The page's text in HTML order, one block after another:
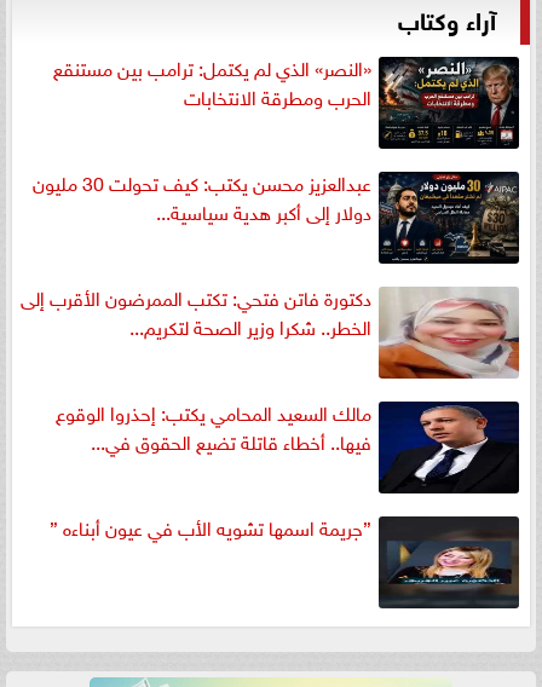
آراء وكتاب
«النصر» الذي لم يكتمل: ترامب بين مستنقع
الحرب ومطرقة الانتخابات
عبدالعزيز محسن يكتب: كيف تحولت 30 مليون
دولار إلى أكبر هدية سياسية...
دكتورة فاتن فتحي: تكتب الممرضون الأقرب إلى
الخطر.. شكرا وزير الصحة لتكريم...
مالك السعيد المحامي يكتب: إحذروا الوقوع
فيها.. أخطاء قاتلة تضيع الحقوق في...
”جريمة اسمها تشويه الأب في عيون أبناءه ”